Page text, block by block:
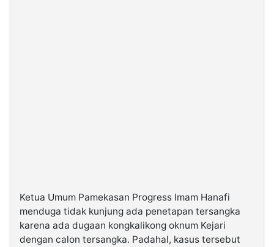
Ketua Umum Pamekasan Progress Imam Hanafi
menduga tidak kunjung ada penetapan tersangka
karena ada dugaan kongkalikong oknum Kejari
dengan calon tersangka. Padahal, kasus tersebut